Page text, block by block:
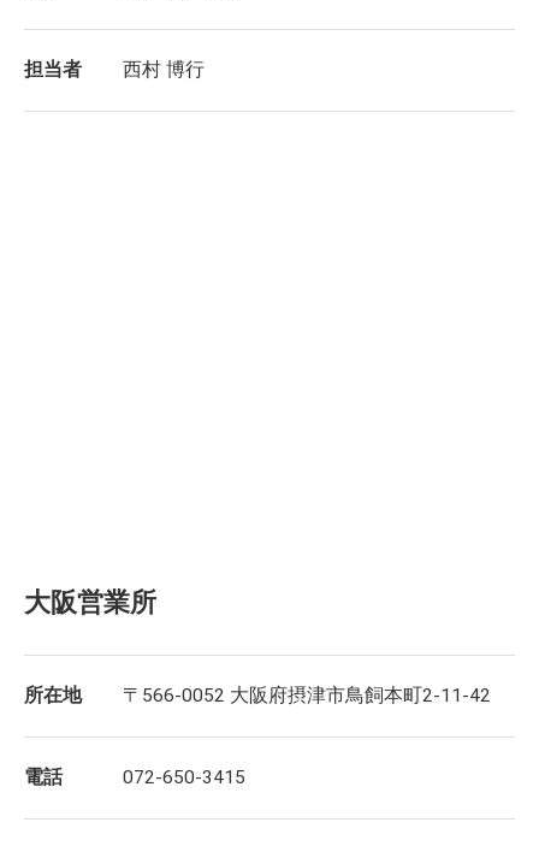
担当者 西村 博行
大阪営業所
所在地 〒566-0052 大阪府摂津市鳥飼本町2-11-42
電話 072-650-3415